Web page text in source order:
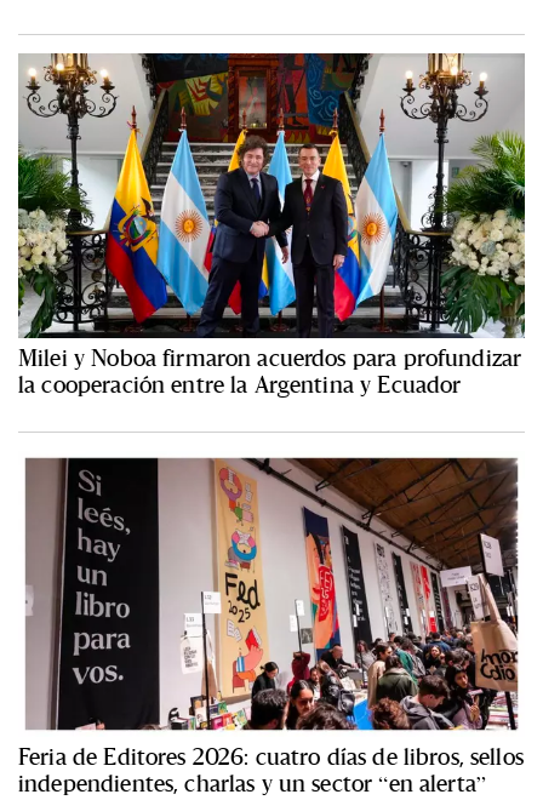
Milei y Noboa firmaron acuerdos para profundizar
la cooperación entre la Argentina y Ecuador
Feria de Editores 2026: cuatro días de libros, sellos
independientes, charlas y un sector “en alerta”